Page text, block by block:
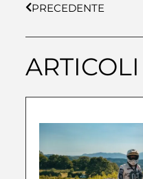
PRECEDENTE
ARTICOLI